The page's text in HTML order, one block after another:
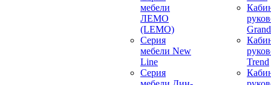
мебели
ЛЕМО
(LEMO)
Серия
мебели New
Line
Серия
Grand
Trend